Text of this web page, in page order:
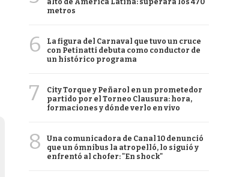
alto de América Latina: superará los 470
metros
6
La figura del Carnaval que tuvo un cruce
con Petinatti debuta como conductor de
un histórico programa
7
City Torque y Peñarol en un prometedor
partido por el Torneo Clausura: hora,
formaciones y dónde verlo en vivo
8
Una comunicadora de Canal 10 denunció
que un ómnibus la atropelló, lo siguió y
enfrentó al chofer: "En shock"